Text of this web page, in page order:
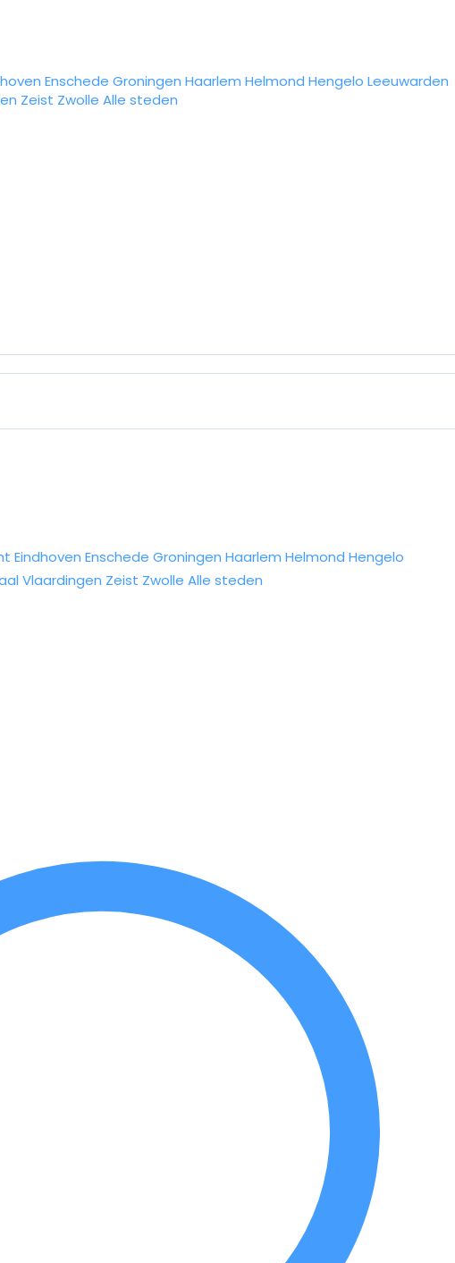
Enschede Groningen Haarlem Helmond Hengelo Leeuwarden
Zeist Zwolle Alle steden
Eindhoven Enschede Groningen Haarlem Helmond Hengelo
Vlaardingen Zeist Zwolle Alle steden